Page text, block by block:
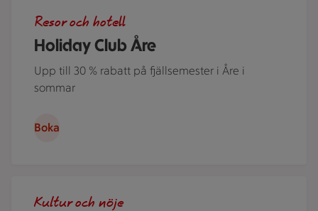
Holiday Club Åre
Resor och hotell
Upp till 30 % rabatt på fjällsemester i Åre i
sommar
Boka
Kultur och nöje